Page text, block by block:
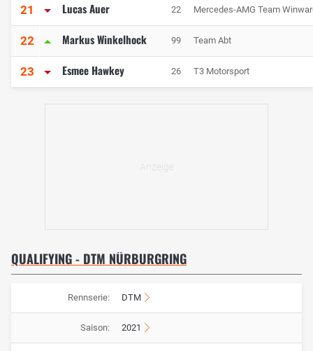
21 Lucas Auer 22 Mercedes-AMG Team
22 Markus Winkelhock 99 Team Abt
23 Esmee Hawkey 26 T3 Motorsport
QUALIFYING - DTM NÜRBURGRING
Rennserie: DTM
Saison: 2021